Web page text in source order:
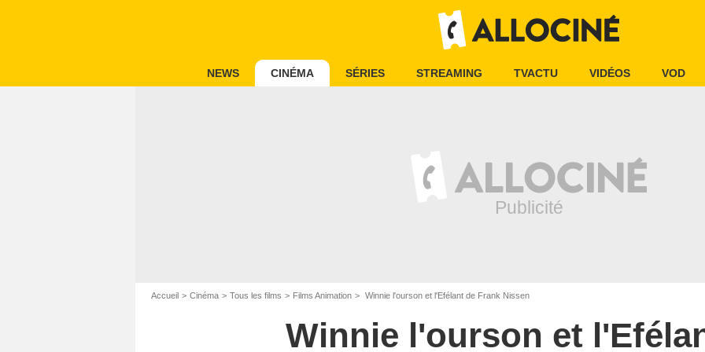
NEWS CINÉMA SÉRIES STREAMING TVACTU VIDÉOS VOD
Accueil Cinéma Tous les films Films Animation Winnie l'ourson et l'Efélant de Frank Nissen
Winnie l'ourson et